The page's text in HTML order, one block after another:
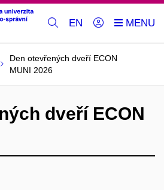
EN
Den otevřených dveří ECON
MUNI 2026
dveří ECON